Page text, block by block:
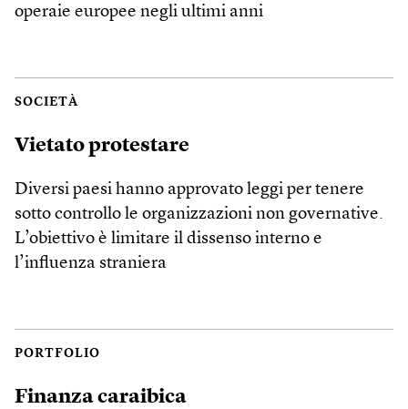
operaie europee negli ultimi anni
SOCIETÀ
Vietato protestare
Diversi paesi hanno approvato leggi per tenere
sotto controllo le organizzazioni non governative.
L’obiettivo è limitare il dissenso interno e
l’influenza straniera
PORTFOLIO
Finanza caraibica